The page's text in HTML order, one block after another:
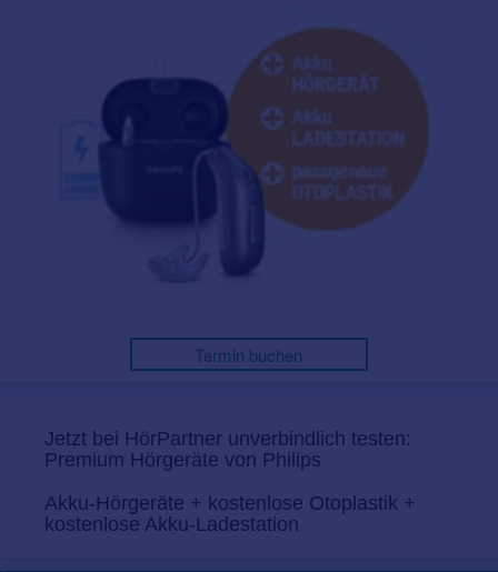
Termin buchen
Jetzt bei HörPartner unverbindlich testen:
Premium Hörgeräte von Philips
Akku-Hörgeräte + kostenlose Otoplastik +
kostenlose Akku-Ladestation